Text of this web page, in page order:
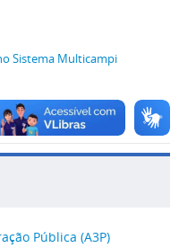
Sistema Multicampi
Pública (A3P)